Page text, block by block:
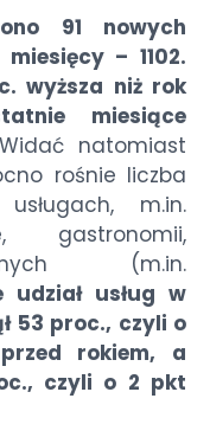
91 nowych
– 1102.
wyższa niż rok
miesiące
Widać natomiast
rośnie liczba
m.in.
gastronomii,
(m.in.
udział usług w
53 proc., czyli o
rokiem, a
czyli o 2 pkt